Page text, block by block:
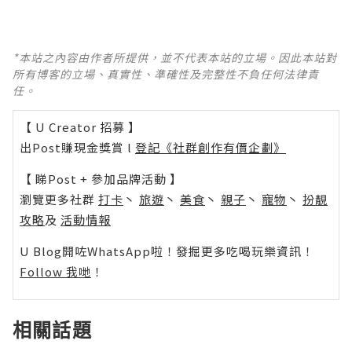
*本站之內容由作者所提供，並不代表本站的立場。因此本站對
所有博客的立場、真實性、準確性及完整性不負任何法律責
任。
【 U Creator 招募 】
出Post賺現金獎賞 l 登記《社群創作有價企劃》
【 睇Post + 參加品牌活動 】
瀏覽更多社群 打卡 丶 旅遊 丶 美食 丶 親子 丶 寵物 丶 扮靚
攻略及 活動情報
U Blog開咗WhatsApp啦！發掘更多吃喝玩樂資訊！
Follow 我哋 ！
相關話題